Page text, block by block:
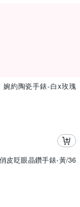
婉約陶瓷手錶-白x玫瑰
皮眨眼晶鑽手錶-黃/36